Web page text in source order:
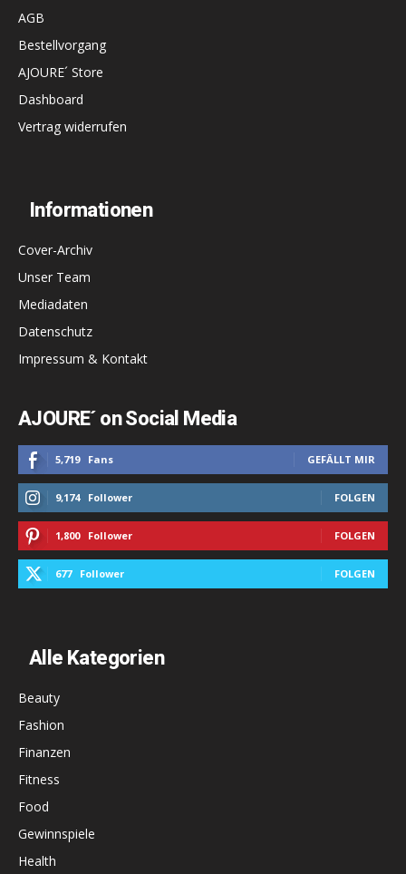
AGB
Bestellvorgang
AJOURE´ Store
Dashboard
Vertrag widerrufen
Informationen
Cover-Archiv
Unser Team
Mediadaten
Datenschutz
Impressum & Kontakt
AJOURE´ on Social Media
5,719 Fans GEFÄLLT MIR
9,174 Follower FOLGEN
1,800 Follower FOLGEN
677 Follower FOLGEN
Alle Kategorien
Beauty
Fashion
Finanzen
Fitness
Food
Gewinnspiele
Health